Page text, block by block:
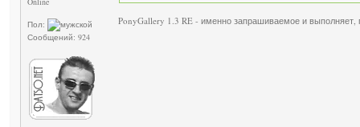
Пол:
Сообщений: 924
PonyGallery 1.3 RE - именно запрашиваемое и выполняет,